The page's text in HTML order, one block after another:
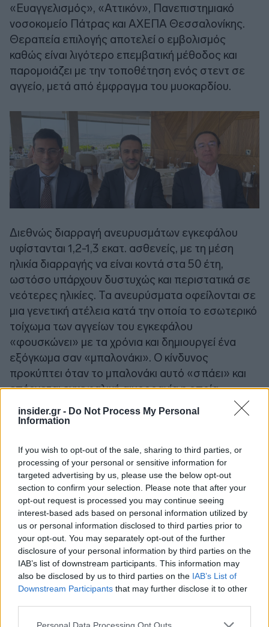
insider.gr - Do Not Process My Personal
Information
If you wish to opt-out of the sale, sharing to third parties, or
processing of your personal or sensitive information for
targeted advertising by us, please use the below opt-out
section to confirm your selection. Please note that after your
opt-out request is processed you may continue seeing
interest-based ads based on personal information utilized by
us or personal information disclosed to third parties prior to
your opt-out. You may separately opt-out of the further
disclosure of your personal information by third parties on the
IAB’s list of downstream participants. This information may
also be disclosed by us to third parties on the IAB’s List of
Downstream Participants that may further disclose it to other
Please note that this website/app uses one or more Google
Personal Data Processing Opt Outs
«Ευαγγελισμός», «Αττικόν», Πανεπιστημιακό
νοσοκομείο Πάτρας και ΑΧΕΠΑ Θεσσαλονίκης.
Θεραπεία επιλογής αποτελεί ο εμβολισμός
καθώς είναι λιγότερο επεμβατική μέθοδος και
παρομοιάζει με την τοποθέτηση ενός στεντ σε
αγγείο, μετά από έμφραγμα του μυοκαρδίου.
Διεθνώς διαρραγή ανευρυσμάτων εγκεφάλου
υφίστανται 1,2-1,3 εκατ. ασθενείς, με τη μέση
ηλικία διαρραγής να είναι κοντά στα 50 έτη,
ωστόσο υπάρχουν δυστυχώς και περιστατικά σε
νεότερες ηλικίες. Τα ανευρύσματα οφείλονται σε
μια γενετική ατέλεια κατά την οποία το εσωτερικό
τοίχωμα των αγγείων του εγκεφάλου
«φουσκώνει» με τα χρόνια και δημιουργεί ένα
εξόγκωμα σαν «μπαλονάκι». Ο κίνδυνος
προκύπτει όταν το μπαλονάκι αυτό «σπάει» και
επέρχεται εγκεφαλική αιμορραγία η οποία
ταμπονάρεται μέσα στον εγκεφαλικό ιστό. Αν
βέβαια η αιμορραγία είναι μεγάλη μπορεί να
δυστυχώς στο 15% των διαρραγέντων
ανευρυσμάτων εγκεφάλου.